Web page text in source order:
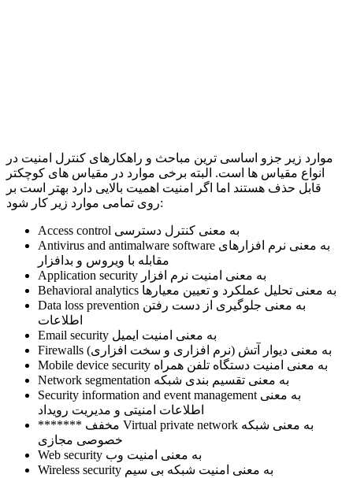
موارد زیر جزو اساسی ترین مباحث و راهکارهای کنترل امنیت در
انواع مقیاس ها است. البته برخی موارد در مقیاس های کوچکتر
قابل حذف هستند اما اگر امنیت اهمیت بالایی دارد بهتر است بر
روی تمامی موارد زیر کار شود:
Access control به معنی کنترل دسترسی
Antivirus and antimalware software به معنی نرم افزارهای
مقابله با ویروس و بدافزار
Application security به معنی امنیت نرم افزار
Behavioral analytics به معنی تحلیل عملکرد و تعیین معیارها
Data loss prevention به معنی جلوگیری از دست رفتن
اطلاعات
Email security به معنی امنیت ایمیل
Firewalls به معنی دیوار آتش (نرم افزاری و سخت افزاری)
Mobile device security به معنی امنیت دستگاه تلفن همراه
Network segmentation به معنی تقسیم بندی شبکه
Security information and event management به معنی
اطلاعات امنیتی و مدیریت رویداد
******* مخفف Virtual private network به معنی شبکه
خصوصی مجازی
Web security به معنی امنیت وب
Wireless security به معنی امنیت شبکه بی سیم